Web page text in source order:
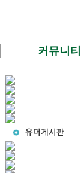
커뮤니티